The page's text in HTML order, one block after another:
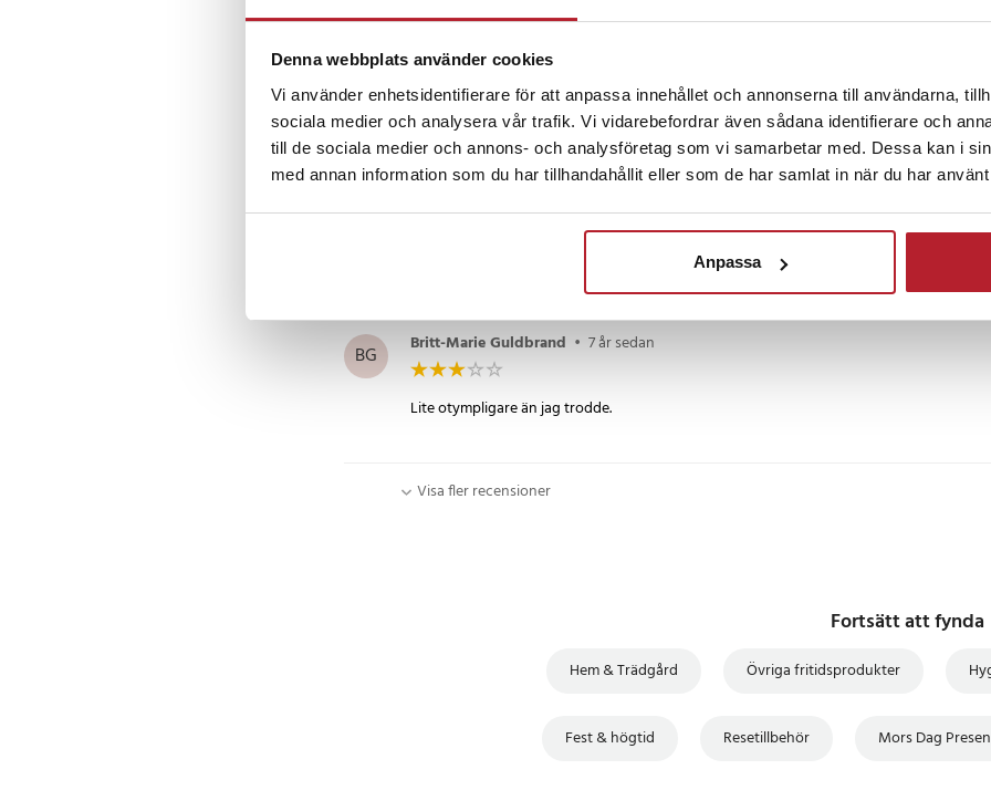
Denna webbplats använder cookies
Vi använder enhetsidentifierare för att anpassa innehållet och annonserna till användarna,
sociala medier och analysera vår trafik. Vi vidarebefordrar även sådana identifierare och
till de sociala medier och annons- och analysföretag som vi samarbetar med. Dessa kan i
med annan information som du har tillhandahållit eller som de har samlat in när du har
Anpassa
GM Georgiana Mantale•6 år sedan
Perfekt för långresa
Å Åsa•7 år sedan
På bilderna såg det ut som att man kunde blåsa upp den i tre etapper men det kunde
Den fick inte heller riktigt plats mellan stolarna :(
BG Britt-Marie Guldbrand • 7 år sedan
Lite otympligare än jag trodde.
Visa fler recensioner
Fortsätt att fynda
Hem & Trädgård Övriga fritidsprodukter
Fest & högtid Resetillbehör Mors Dag